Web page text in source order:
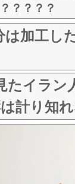
？？？？
は加工し
たイラン
計り知